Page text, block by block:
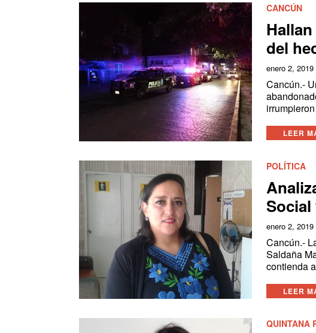
CANCÚN
del
enero 2, 2019
Cancún.-
LEER
POLÍTICA
Social
enero 2, 2019
Cancún.-
Saldaña
contienda
LEER
QUINTANA